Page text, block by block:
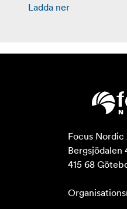
Ladda ner
Focus Nordic
Bergsjödalen
415 68